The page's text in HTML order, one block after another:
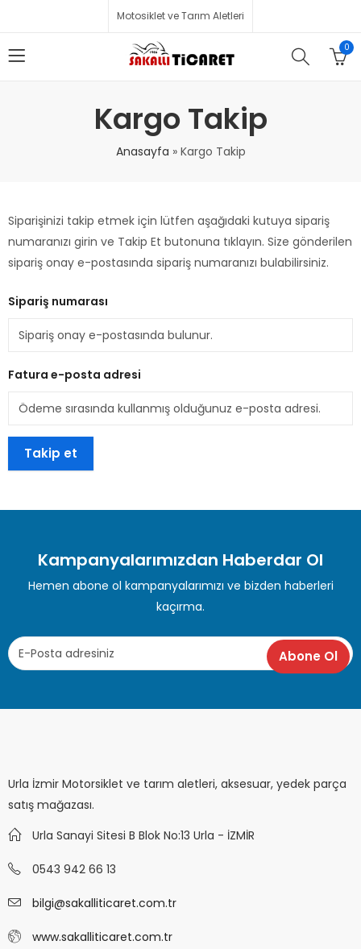
Motosiklet ve Tarım Aletleri
0
Kargo Takip
Anasayfa » Kargo Takip
Siparişinizi takip etmek için lütfen aşağıdaki kutuya sipariş
numaranızı girin ve Takip Et butonuna tıklayın. Size gönderilen
sipariş onay e-postasında sipariş numaranızı bulabilirsiniz.
Sipariş numarası
Fatura e-posta adresi
Takip et
Kampanyalarımızdan Haberdar Ol
Hemen abone ol kampanyalarımızı ve bizden haberleri
kaçırma.
Urla İzmir Motorsiklet ve tarım aletleri, aksesuar, yedek parça
satış mağazası.
Urla Sanayi Sitesi B Blok No:13 Urla - İZMİR
0543 942 66 13
bilgi@sakalliticaret.com.tr
www.sakalliticaret.com.tr